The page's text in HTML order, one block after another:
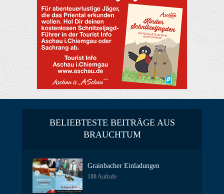
BELIEBTESTE BEITRÄGE AUS
BRAUCHTUM
Grainbacher Einladungen
188 Aufrufe